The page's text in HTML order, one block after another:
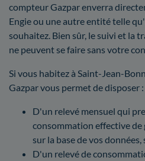
compteur Gazpar enverra
Engie ou une autre entité telle
souhaitez. Bien sûr, le suivi et la
ne peuvent se faire sans votre
Si vous habitez à Saint-Jean-
Gazpar vous permet de disposer :
D'un relevé mensuel qui
consommation effective de
sur la base de vos
D'un relevé de